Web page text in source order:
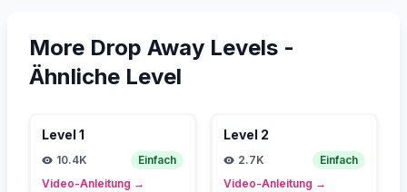
More Drop Away Levels -
Ähnliche Level
Level 1
10.4K
Einfach
Video-Anleitung →
Level 2
2.7K
Einfach
Video-Anleitung →